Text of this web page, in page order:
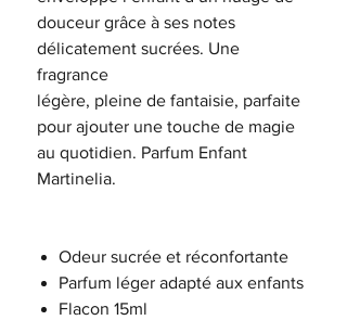
douceur grâce à ses notes
délicatement sucrées. Une
fragrance
légère, pleine de fantaisie, parfaite
pour ajouter une touche de magie
au quotidien. Parfum Enfant
Martinelia.
Odeur sucrée et réconfortante
Parfum léger adapté aux enfants
Flacon 15ml